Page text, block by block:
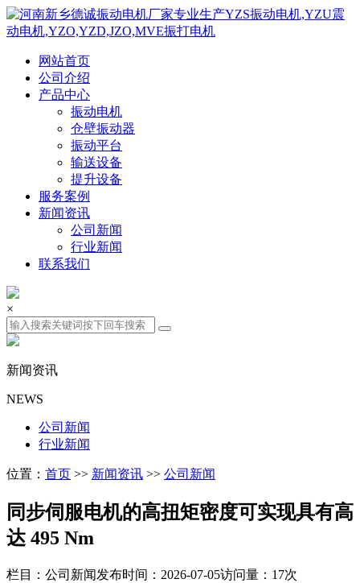
网站首页
公司介绍
产品中心
振动电机
仓壁振动器
振动平台
输送设备
提升设备
服务案例
新闻资讯
公司新闻
行业新闻
联系我们
×
新闻资讯
NEWS
公司新闻
行业新闻
位置： 首页 >> 新闻资讯 >> 公司新闻
同步伺服电机的高扭矩密度可实现具有高
达 495 Nm
栏目：公司新闻发布时间：2026-07-05访问量：17次